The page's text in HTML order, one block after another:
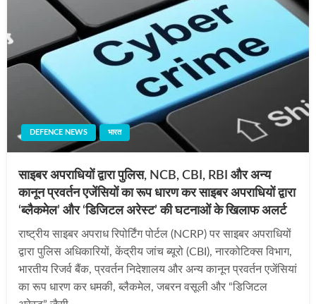
DEFENCE NEWS भारत
साइबर अपराधियों द्वारा पुलिस, NCB, CBI, RBI और अन्य
कानून प्रवर्तन एजेंसियों का रूप धारण कर साइबर अपराधियों द्वारा
‘ब्लैकमेल’ और ‘डिजिटल अरेस्ट’ की घटनाओं के खिलाफ अलर्ट
राष्ट्रीय साइबर अपराध रिपोर्टिंग पोर्टल (NCRP) पर साइबर अपराधियों
द्वारा पुलिस अधिकारियों, केंद्रीय जांच ब्यूरो (CBI), नारकोटिक्स विभाग,
भारतीय रिजर्व बैंक, प्रवर्तन निदेशालय और अन्य कानून प्रवर्तन एजेंसियां
का रूप धारण कर धमकी, ब्लैकमेल, जबरन वसूली और “डिजिटल